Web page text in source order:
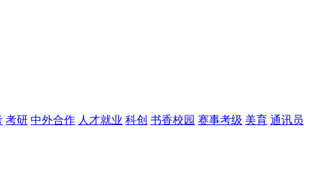
考研 中外合作 人才就业 科创 书香校园 赛事考级 美育 通讯员